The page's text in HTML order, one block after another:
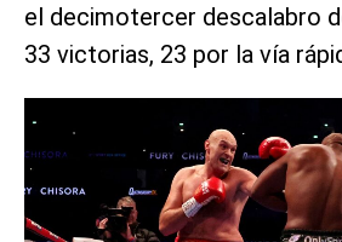
el decimotercer descalabro
33 victorias, 23 por la vía